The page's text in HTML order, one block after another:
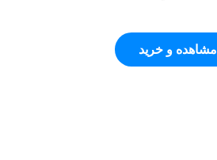
مشاهده و خرید